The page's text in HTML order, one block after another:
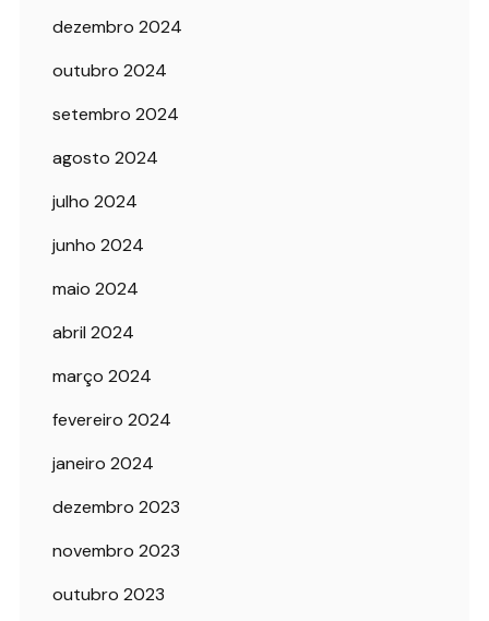
dezembro 2024
outubro 2024
setembro 2024
agosto 2024
julho 2024
junho 2024
maio 2024
abril 2024
março 2024
fevereiro 2024
janeiro 2024
dezembro 2023
novembro 2023
outubro 2023